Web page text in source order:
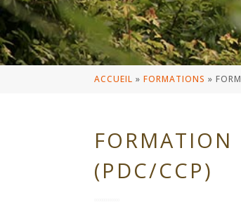
ACCUEIL »FORMATIONS »
FORMATION
(PDC/CCP)